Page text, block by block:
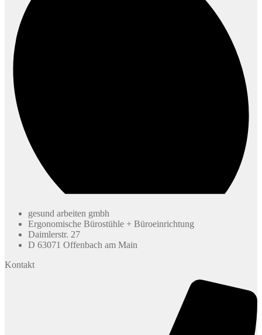
gesund arbeiten gmbh
Ergonomische Bürostühle + Büroeinrichtung
Daimlerstr. 27
D 63071 Offenbach am Main
Kontakt